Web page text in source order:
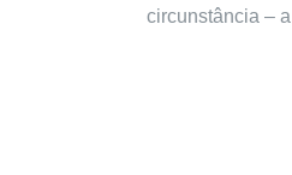
circunstância –